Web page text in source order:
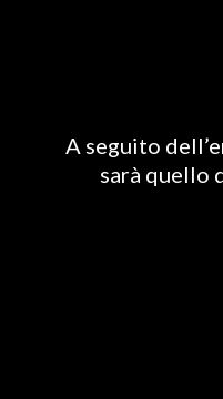
A seguito
sarà quello